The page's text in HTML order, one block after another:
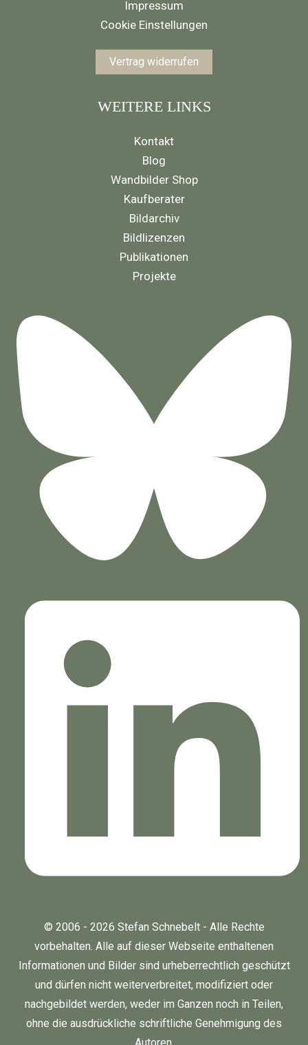
Impressum
Cookie Einstellungen
Vertrag widerrufen
WEITERE LINKS
Kontakt
Blog
Wandbilder Shop
Kaufberater
Bildarchiv
Bildlizenzen
Publikationen
Projekte
© 2006 - 2026 Stefan Schnebelt - Alle Rechte
vorbehalten. Alle auf dieser Webseite enthaltenen
Informationen und Bilder sind urheberrechtlich geschützt
und dürfen nicht weiterverbreitet, modifiziert oder
nachgebildet werden, weder im Ganzen noch in Teilen,
ohne die ausdrückliche schriftliche Genehmigung des